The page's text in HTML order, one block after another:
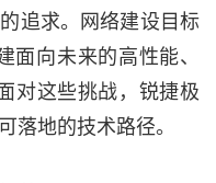
追求。网络建设目标
面向未来的高性能、
对这些挑战，锐捷极
落地的技术路径。